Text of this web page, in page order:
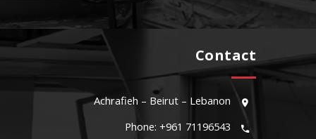
Contact
Achrafieh – Beirut – Lebanon
Phone: +961 71196543